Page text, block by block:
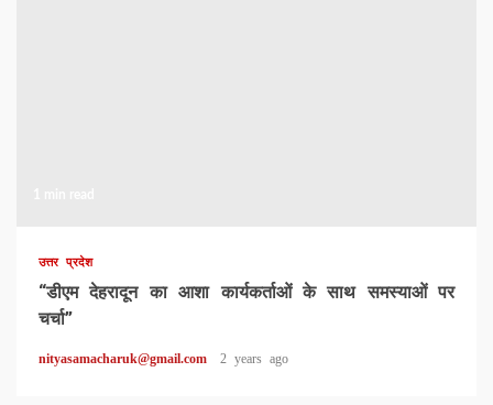
उत्तर प्रदेश
“डीएम देहरादून का आशा कार्यकर्ताओं के साथ समस्याओं पर
चर्चा”
nityasamacharuk@gmail.com 2 years ago